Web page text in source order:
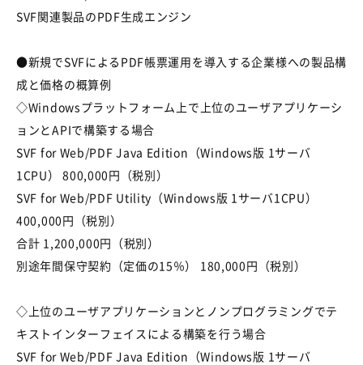
SVF関連製品のPDF生成エンジン
●新規でSVFによるPDF帳票運用を導入する企業様への製品構
成と価格の概算例
◇Windowsプラットフォーム上で上位のユーザアプリケーシ
ョンとAPIで構築する場合
SVF for Web/PDF Java Edition（Windows版 1サーバ
1CPU） 800,000円（税別）
SVF for Web/PDF Utility（Windows版 1サーバ1CPU）
400,000円（税別）
合計 1,200,000円（税別）
別途年間保守契約（定価の15％） 180,000円（税別）
◇上位のユーザアプリケーションとノンプログラミングでテ
キストインターフェイスによる構築を行う場合
SVF for Web/PDF Java Edition（Windows版 1サーバ